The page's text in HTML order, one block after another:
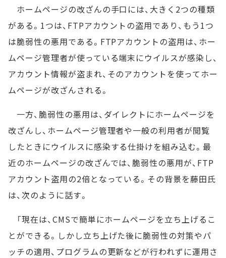
ホームページの改ざんの手口には、大きく2つの種類
がある。1つは、FTPアカウントの盗用であり、もう1つ
は脆弱性の悪用である。FTPアカウントの盗用は、ホー
ムページ管理者が使っている端末にウイルスが感染し、
アカウント情報が盗まれ、そのアカウントを使ってホー
ムページが改ざんされる。
一方、脆弱性の悪用は、ダイレクトにホームページを
改ざんし、ホームページ管理者や一般の利用者が閲覧
したときにウイルスに感染する仕掛けを組み込む。最
近のホームページの改ざんでは、脆弱性の悪用が、FTP
アカウント盗用の2倍となっている。その背景を藤田氏
は、次のように話す。
「現在は、CMSで簡単にホームページを立ち上げるこ
とができる。しかし立ち上げた後に脆弱性の対策やパ
ッチの適用、プログラムの更新などが行われずに運用さ